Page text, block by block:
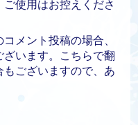
使用はお控えくださ
メント投稿の場合、
います。こちらで翻
ございますので、あ